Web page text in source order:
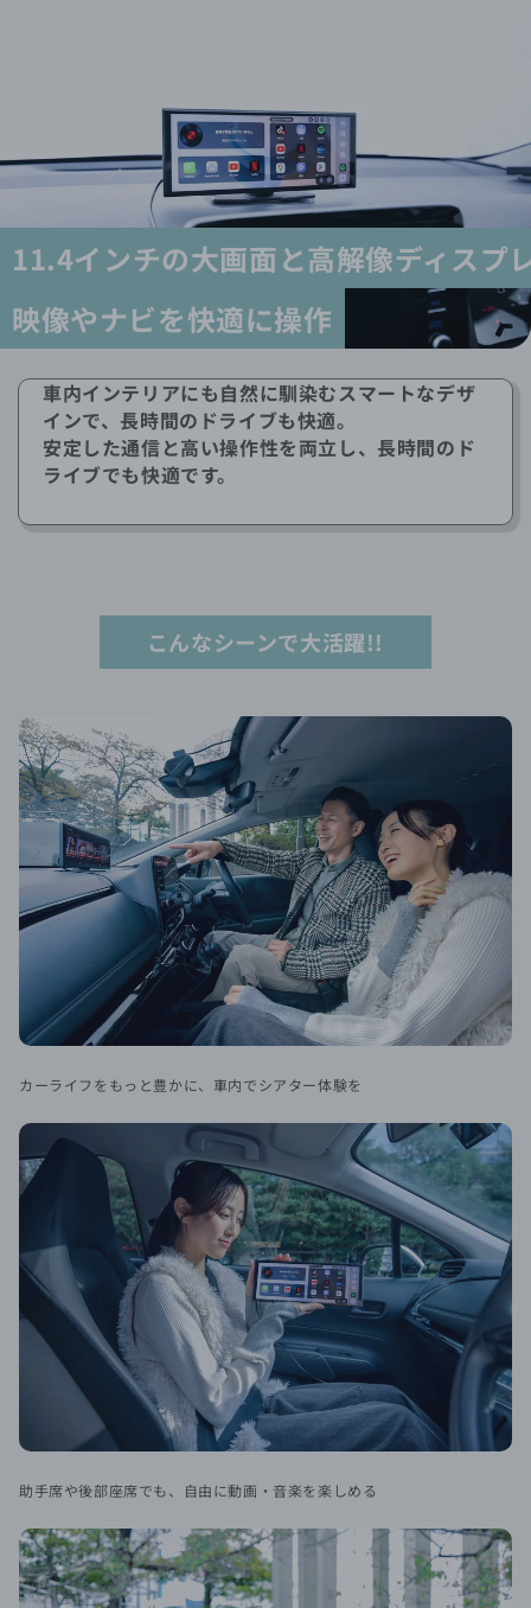
車内インテリアにも自然に馴染むスマートなデザ
インで、長時間のドライブも快適。
安定した通信と高い操作性を両立し、長時間のド
ライブでも快適です。
11.4インチの大画面と高解像ディスプ
映像やナビを快適に操作
こんなシーンで大活躍!!
カーライフをもっと豊かに、車内でシアター体験を
助手席や後部座席でも、自由に動画・音楽を楽しめる